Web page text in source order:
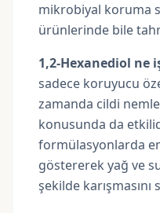
mikrobiyal koruma
ürünlerinde bile
1,2-Hexanediol ne
sadece koruyucu
zamanda cildi
konusunda da
formülasyonlarda
göstererek yağ ve
şekilde karışmasını